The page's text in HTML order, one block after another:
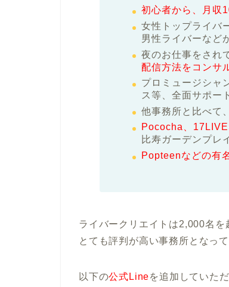
初心者から、月収
女性トップライバ
男性ライバーなど
夜のお仕事をされ
配信方法をコンサ
プロミュージシャ
ス等、全面サポー
他事務所と比べて、
Pococha、
比寿ガーデンプレ
Popteenなどの有
ライバークリエイトは2,000名
とても評判が高い事務所となって
以下の公式Lineを追加していた